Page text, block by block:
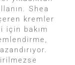
Shea
kremler
için bakım